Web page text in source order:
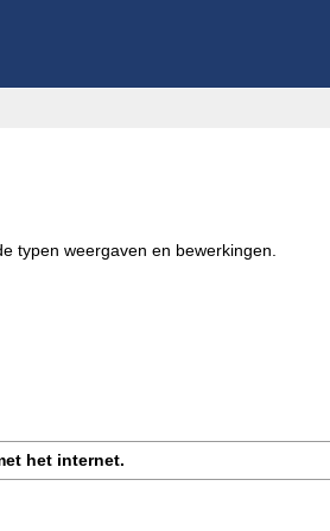
typen weergaven en bewerkingen.
het internet.